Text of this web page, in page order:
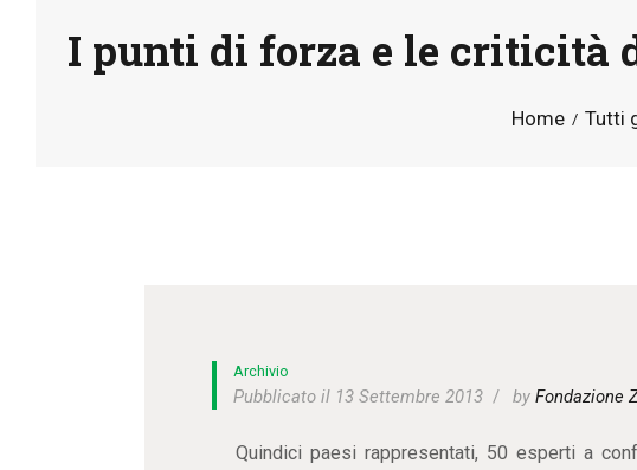
I punti di forza e le criticità
Home Tutti
Archivio
Pubblicato il 13 Settembre 2013 byFondazione
Quindici paesi rappresentati, 50 esperti a